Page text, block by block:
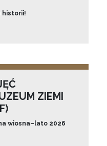
historii!
ZIEMI
wiosna–lato 2026